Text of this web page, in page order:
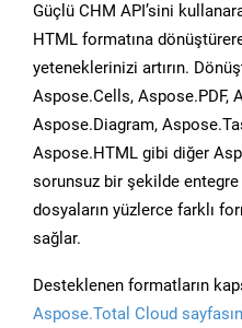
Güçlü CHM API’sini
HTML formatına
yeteneklerinizi artırın.
Aspose.Cells, Aspose.PDF,
Aspose.Diagram,
Aspose.HTML gibi diğer
sorunsuz bir şekilde
dosyaların yüzlerce farklı
sağlar.
Desteklenen formatların
Aspose.Total Cloud